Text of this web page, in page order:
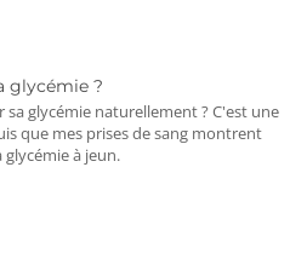
glycémie ?
glycémie naturellement ? C'est une
que mes prises de sang montrent
à jeun.